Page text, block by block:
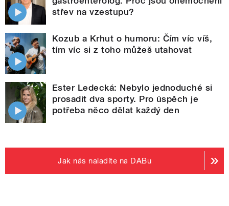
střev na vzestupu?
Kozub a Krhut o humoru: Čím víc víš,
tím víc si z toho můžeš utahovat
Ester Ledecká: Nebylo jednoduché si
prosadit dva sporty. Pro úspěch je
potřeba něco dělat každý den
Jak nás naladíte na DABu